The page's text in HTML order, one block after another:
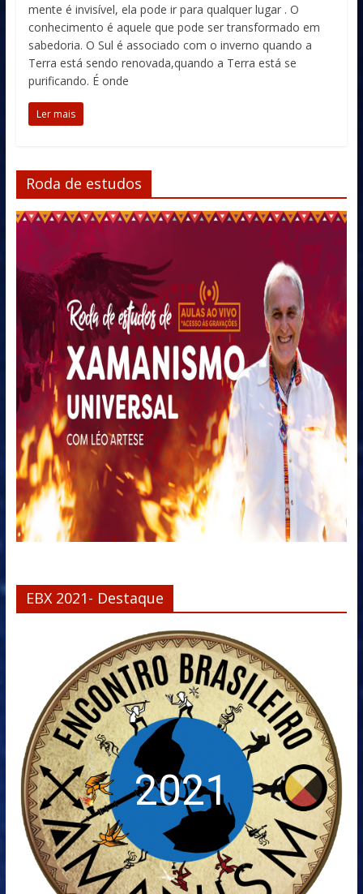
mente é invisível, ela pode ir para qualquer lugar . O
conhecimento é aquele que pode ser transformado em
sabedoria. O Sul é associado com o inverno quando a
Terra está sendo renovada,quando a Terra está se
purificando. É onde
Ler mais
Roda de estudos
EBX 2021- Destaque
2021